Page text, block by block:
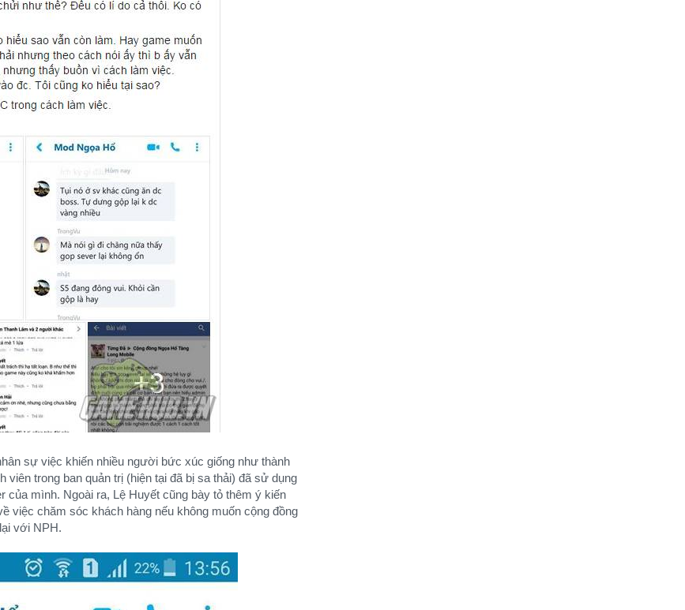
sự việc khiến nhiều người bức xúc giống như thành
viên trong ban quản trị (hiện tại đã bị sa thải) đã sử dụng
của mình. Ngoài ra, Lệ Huyết cũng bày tỏ thêm ý kiến
việc chăm sóc khách hàng nếu không muốn cộng đồng
với NPH.